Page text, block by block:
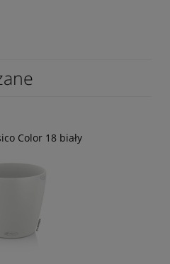
Color 18 biały